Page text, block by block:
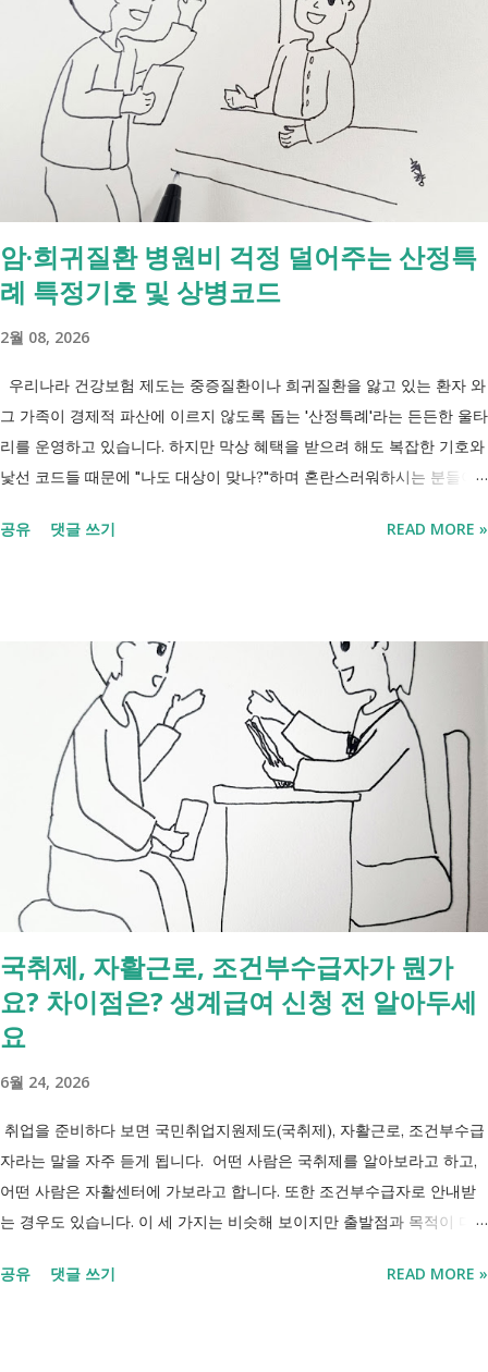
니다. 정부 업무계획 내용 추진 시기 3급 단일장애까지 장애인연금 지급
2027년 중증장애인 생계급여 부양의무자 기준 폐지 2027년 하반기 활동
지원서비스 65세 이후 선택권 보장 2027년 7월 최중증 발달장애인 24시
간 긴급돌봄 확대 확대 추진 장애인 공공일자리 지속 확대 계속 추진 ※
업무계획에 담긴 내용으로, 법 개정과 예산 반영 등을 거쳐 시행될 예정
입니다. 부모와 함께 살아도 장애인연금을 받을 수 있을까요? 이번 보건
복지부 업무계획이 발표된 뒤 많은 분들이 질문하셨습니다. "부모와 같이
살면 장애인연금을 받을 수 없나요?" "혼자 살아야만 받을 수 있는 건가
요?" 결론부터 말씀드리면 부모와 함께 거주한다는 이유만으로 장애인연
금을 받을 수 없는 것은 아닙니다. 많은 분들이 이번 업무계획에 포함된
로 생각하기 쉽지만, 두 제도는 지급 기준이 서로 다릅니다. 구분 장애인
연금 생계급여 목적 장애로 인한 ...
암·희귀질환 병원비 걱정 덜어주는 산정특
례 특정기호 및 상병코드
2월 08, 2026
우리나라 건강보험 제도는 중증질환이나 희귀질환을 앓고 있는 환자 와
그 가족이 경제적 파산에 이르지 않도록 돕는 '산정특례'라는 든든한 울타
리를 운영하고 있습니다. 하지만 막상 혜택을 받으려 해도 복잡한 기호와
낯선 코드들 때문에 "나도 대상이 맞나?"하며 혼란스러워하시는 분들이
닙니다. 여러분의 병원비를 90%에서 최대 95%까지 국가가 대신 부담해
건복지부 고시 개정에 따라 추가되거나 변경될 수 있습니다. 이번 글은
2026년 기준 최신 산정특례 특정기호(V코드)를 반영해 정리 했습니다. 다
음과 같은 내용을 한 번에 확인할 수 있습니다. - 암·희귀질환 산정특례 V
코드 - 뇌혈관질환·심장질환 산정특례 - 중증화상·중증외상 적용 코드 -
장기이식 및 혈액투석 등 특례 대상 - 치매·극희귀질환·상세불명 희귀질
환 신규 적용 코드 - 임신·난임·아동 진료 등 F코드 대상 병원에서 진료를
받은 뒤 진료비 계산서나 건강보험 산정내역에 표시된 V코드를 확인하면
현재 어떤 산정특례가 적용되고 있는지 쉽게 확인할 수 있습니다. 아래
표에서 본인의 질환명이나 특정기호를 찾아보시기 바랍니다. 암·희귀질
환 산정특례 특정기호 및 상병코드 Ⅰ. 「본인일부부담금 산정특례에 관
한 기준」 제1조 관련 특정기호 코드 구분 대상 특정기호 1 미등록암환자
가 해당상병(C00～C97, D00～D09, D32～D33, D37～D48)으로 진료를
받은 당일 V027 Ⅱ. 「본인일부부담금 산정특례에 관한 기준」 제2조 관
공유 댓글 쓰기 READ MORE »
국취제, 자활근로, 조건부수급자가 뭔가
요? 차이점은? 생계급여 신청 전 알아두세
요
6월 24, 2026
취업을 준비하다 보면 국민취업지원제도(국취제), 자활근로, 조건부수급
자라는 말을 자주 듣게 됩니다. 어떤 사람은 국취제를 알아보라고 하고,
어떤 사람은 자활센터에 가보라고 합니다. 또한 조건부수급자로 안내받
는 경우도 있습니다. 이 세 가지는 비슷해 보이지만 출발점과 목적이 다
것조차 포기하고 싶어집니다. 그래서 포기하지 않길 바라는 마음에 쉽게
공유 댓글 쓰기 READ MORE »